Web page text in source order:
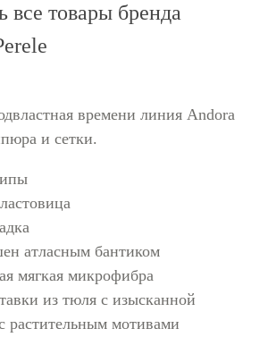
все товары бренда
времени линия Andora
и сетки.
атласным бантиком
мягкая микрофибра
из тюля с изысканной
растительным мотивами